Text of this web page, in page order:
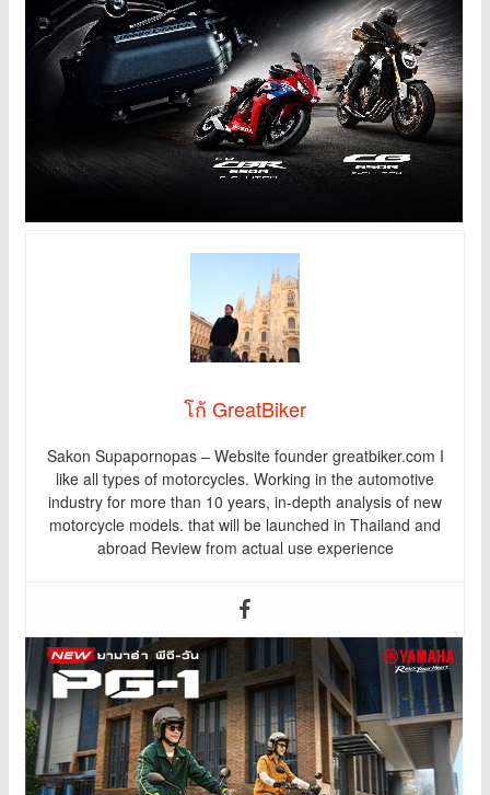
โก้ GreatBiker
Sakon Supapornopas – Website founder greatbiker.com I
like all types of motorcycles. Working in the automotive
industry for more than 10 years, in-depth analysis of new
motorcycle models. that will be launched in Thailand and
abroad Review from actual use experience